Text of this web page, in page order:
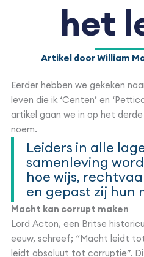
het
Artikel door William
Eerder hebben we gekeken
leven die ik ‘Centen’ en
artikel gaan we in op het
noem.
Leiders in alle
samenleving
hoe wijs,
en gepast zij hun
Macht kan corrupt maken
Lord Acton, een Britse
eeuw, schreef; “Macht leidt
leidt absoluut tot corruptie”.